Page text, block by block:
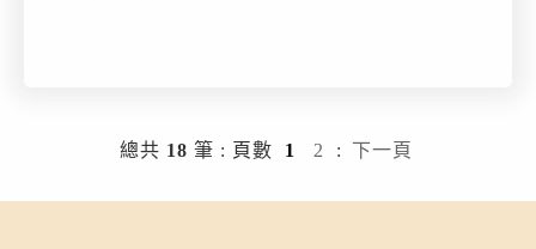
總共 18 筆 : 頁數 1 2 : 下一頁